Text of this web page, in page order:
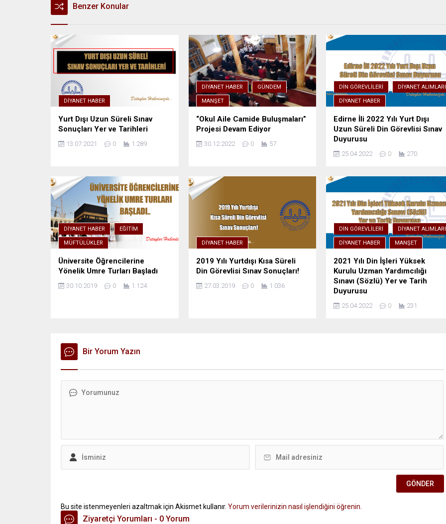
Benzer Konular
DIYANET HABER
Yurt Dışı Uzun Süreli Sınav
Sonuçları Yer ve Tarihleri
13.07.2021 0 1.289
DIYANET HABER GÜNDEM
MANŞET
“Okul Aile Camide Buluşmaları”
Projesi Devam Ediyor
30.12.2022 0 57
DIN GÖREVLILERI DIYANET ALIMLARI
DIYANET HABER
Edirne İli 2022 Yılı Yurt Dışı
Uzun Süreli Din Görevlisi Sınav
Duyurusu
25.04.2022 0 270
DIYANET HABER EĞITIM
MÜFTÜLÜKLER
Üniversite Öğrencilerine
Yönelik Umre Turları Başladı
30.10.2019 0 1.124
DIYANET HABER
2019 Yılı Yurtdışı Kısa Süreli
Din Görevlisi Sınav Sonuçları!
27.03.2019 0 1.036
DIN GÖREVLILERI DIYANET ALIMLARI
DIYANET HABER MANŞET
2021 Yılı Din İşleri Yüksek
Kurulu Uzman Yardımcılığı
Sınavı (Sözlü) Yer ve Tarih
Duyurusu
25.04.2022 0 231
Bir Yorum Yazın
Bu site istenmeyenleri azaltmak için Akismet kullanır. Yorum verilerinizin nasıl işlendiğini öğrenin.
Ziyaretçi Yorumları - 0 Yorum